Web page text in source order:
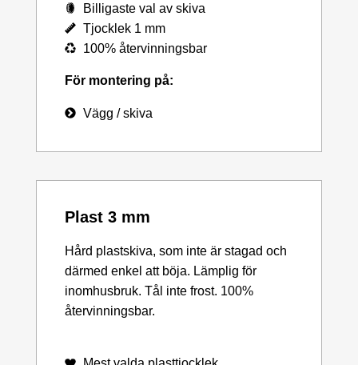
Billigaste val av skiva
Tjocklek 1 mm
100% återvinningsbar
För montering på:
Vägg / skiva
Plast 3 mm
Hård plastskiva, som inte är stagad och
därmed enkel att böja. Lämplig för
inomhusbruk. Tål inte frost. 100%
återvinningsbar.